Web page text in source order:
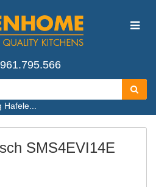
Hafele...
SMS4EVI14E